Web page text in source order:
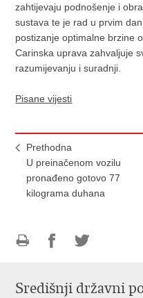
zahtijevaju podnošenje i
sustava te je rad u prvim
postizanje optimalne brzine
Carinska uprava zahvaljuje
razumijevanju i suradnji.
Pisane vijesti
Prethodna
U preinačenom vozilu
pronađeno gotovo 77
kilograma duhana
FacebookuTwitteru
Središnji državni